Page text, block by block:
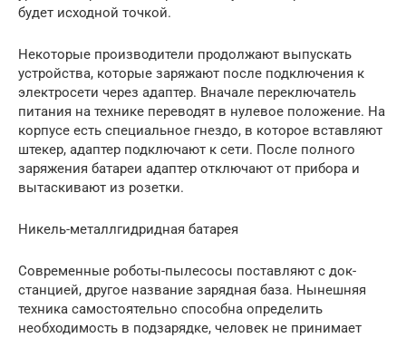
будет исходной точкой.
Некоторые производители продолжают выпускать
устройства, которые заряжают после подключения к
электросети через адаптер. Вначале переключатель
питания на технике переводят в нулевое положение. На
корпусе есть специальное гнездо, в которое вставляют
штекер, адаптер подключают к сети. После полного
заряжения батареи адаптер отключают от прибора и
вытаскивают из розетки.
Никель-металлгидридная батарея
Современные роботы-пылесосы поставляют с док-
станцией, другое название зарядная база. Нынешняя
техника самостоятельно способна определить
необходимость в подзарядке, человек не принимает